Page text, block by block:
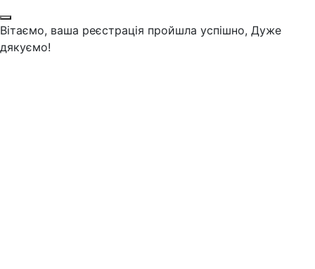
Вітаємо, ваша реєстрація пройшла успішно, Дуже
дякуємо!